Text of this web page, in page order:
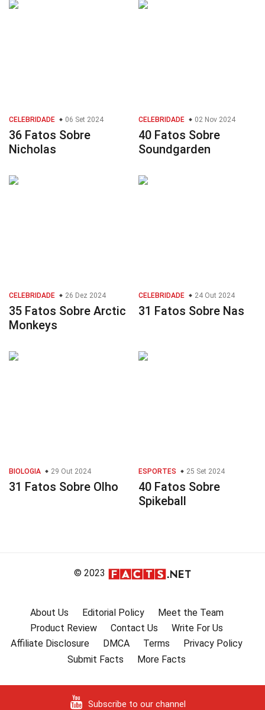
CELEBRIDADE 06 Set 2024
36 Fatos Sobre
Nicholas
CELEBRIDADE 02 Nov 2024
40 Fatos Sobre
Soundgarden
CELEBRIDADE 26 Dez 2024
35 Fatos Sobre Arctic
Monkeys
CELEBRIDADE 24 Out 2024
31 Fatos Sobre Nas
BIOLOGIA 29 Out 2024
31 Fatos Sobre Olho
ESPORTES 25 Set 2024
40 Fatos Sobre
Spikeball
© 2023
About Us Editorial Policy
Meet the Team
Product Review
Contact Us
Write For Us
Affiliate Disclosure
DMCA Terms
Privacy Policy
Submit Facts
More Facts
Subscribe to our channel